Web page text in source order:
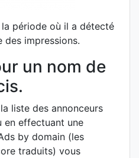
la période où il a détecté
des impressions.
un nom de
liste des annonceurs
en effectuant une
by domain (les
traduits) vous